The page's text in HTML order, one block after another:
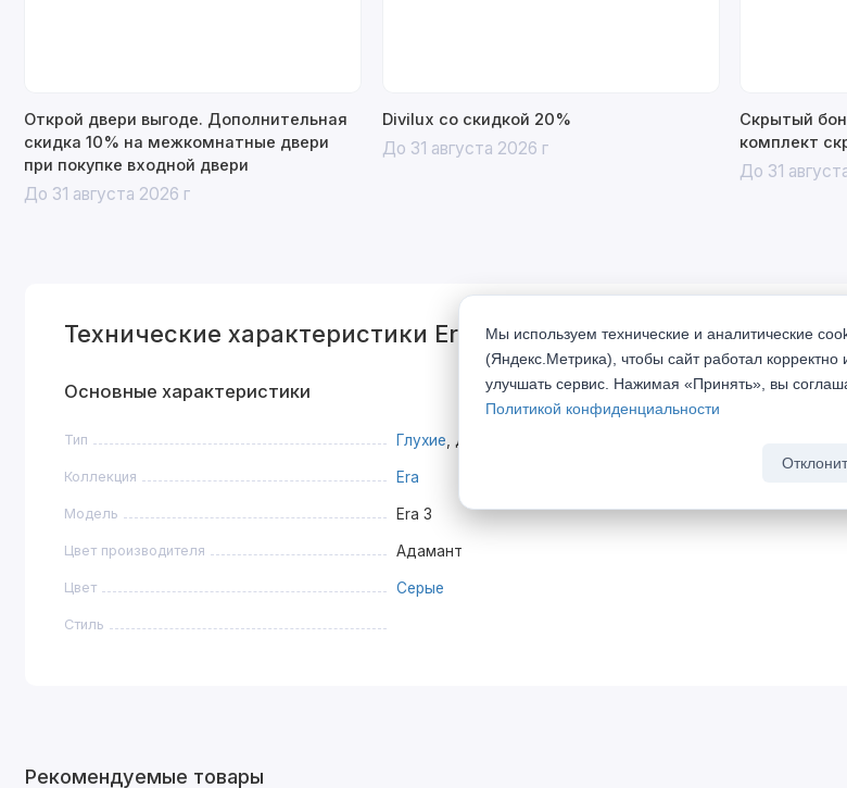
Открой двери выгоде. Дополнительная
скидка 10% на межкомнатные двери
при покупке входной двери
До 31 августа 2026 г
Divilux со скидкой 20%
До 31 августа 2026 г
Скрытый
комплект
До 31
Технические характеристики Era 3 Адамант серебро
Основные характеристики
Тип Глухие , Двустворчатые
Коллекция Era
Модель Era 3
Цвет производителя Адамант
Цвет Серые
Стиль
Рекомендуемые товары
Мы используем технические и аналитические
(Яндекс.Метрика), чтобы сайт работал корректно
улучшать сервис. Нажимая «Принять», вы
Политикой конфиденциальности